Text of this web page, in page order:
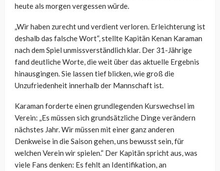
heute als morgen vergessen würde.
„Wir haben zurecht und verdient verloren. Erleichterung ist
deshalb das falsche Wort“, stellte Kapitän Kenan Karaman
nach dem Spiel unmissverständlich klar. Der 31-Jährige
fand deutliche Worte, die weit über das aktuelle Ergebnis
hinausgingen. Sie lassen tief blicken, wie groß die
Unzufriedenheit innerhalb der Mannschaft ist.
Karaman forderte einen grundlegenden Kurswechsel im
Verein: „Es müssen sich grundsätzliche Dinge verändern
nächstes Jahr. Wir müssen mit einer ganz anderen
Denkweise in die Saison gehen, uns bewusst sein, für
welchen Verein wir spielen.“ Der Kapitän spricht aus, was
viele Fans denken: Es fehlt an Identifikation, an